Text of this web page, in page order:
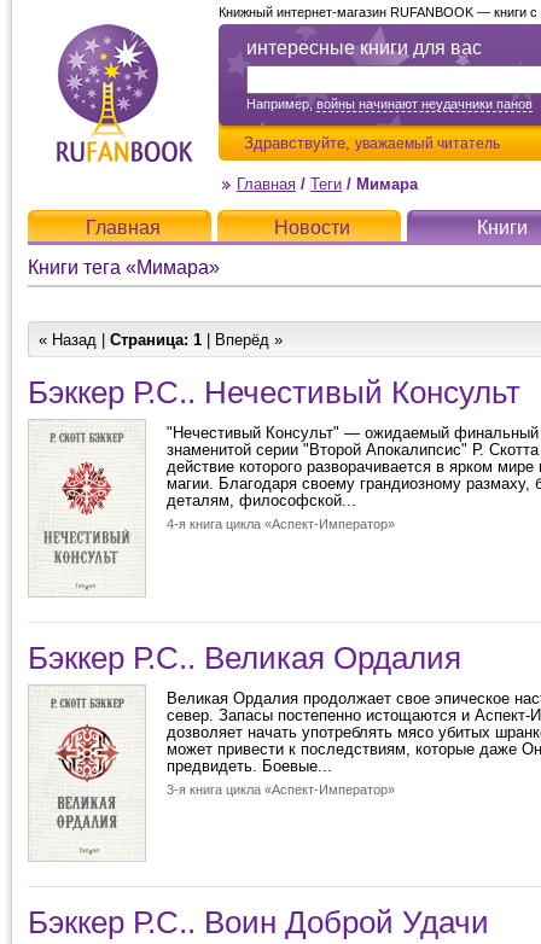
интересные книги для вас
Например,войны начинают неудачники панов
Здравствуйте, уважаемый читатель
Книжный интернет-магазин RUFANBOOK — книги
Главная / Теги / Мимара
Главная Новости
Книги
Книги тега «Мимара»
« Назад | Страница: 1 | Вперёд »
Бэккер Р.С.. Нечестивый Консульт
"Нечестивый Консульт" — ожидаемый
знаменитой серии "Второй Апокалипсис" Р.
действие которого разворачивается в ярком
магии. Благодаря своему грандиозному размаху,
деталям, философской...
4-я книга цикла «Аспект-Император»
Бэккер Р.С.. Великая Ордалия
Великая Ордалия продолжает свое эпическое
север. Запасы постепенно истощаются и Аспект-
дозволяет начать употреблять мясо убитых
может привести к последствиям, которые даже
предвидеть. Боевые...
3-я книга цикла «Аспект-Император»
Бэккер Р.С.. Воин Доброй Удачи